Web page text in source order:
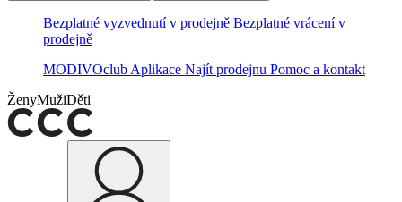
Bezplatné vyzvednutí v prodejně Bezplatné vrácení v
prodejně
MODIVOclub Aplikace Najít prodejnu Pomoc a kontakt
ŽenyMužiDěti